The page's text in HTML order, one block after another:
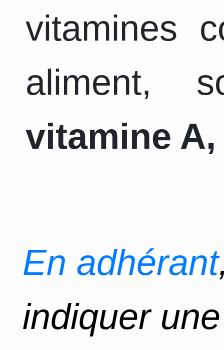
vitamines
aliment,
vitamine A,
En adhérant
indiquer